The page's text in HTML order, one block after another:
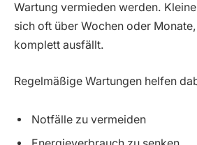
Wartung vermieden werden.
sich oft über Wochen oder
komplett ausfällt.
Regelmäßige Wartungen helfen
Notfälle zu vermeiden